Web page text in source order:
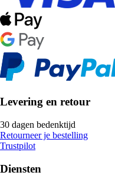
Levering en retour
30 dagen bedenktijd
Retourneer je bestelling
Trustpilot
Diensten